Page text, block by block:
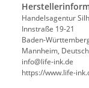
Handelsagentur
Innstraße 19-21
Baden-
Mannheim,
info@life-ink.de
https://www.life-